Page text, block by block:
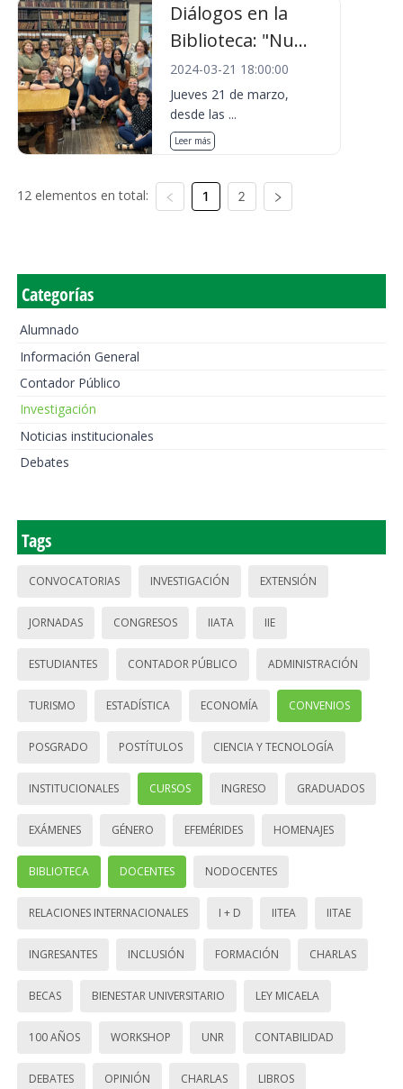
Diálogos en la
Biblioteca: "Nu...
2024-03-21 18:00:00
Jueves 21 de marzo,
desde las ...
Leer más
12 elementos en total: 1 2
Categorías
Alumnado
Información General
Contador Público
Investigación
Noticias institucionales
Debates
Tags
CONVOCATORIAS INVESTIGACIÓN EXTENSIÓN
JORNADAS CONGRESOS IIATA IIE
ESTUDIANTES CONTADOR PÚBLICO ADMINISTRACIÓN
TURISMO ESTADÍSTICA ECONOMÍA CONVENIOS
POSGRADO POSTÍTULOS CIENCIA Y TECNOLOGÍA
INSTITUCIONALES CURSOS INGRESO GRADUADOS
EXÁMENES GÉNERO EFEMÉRIDES HOMENAJES
BIBLIOTECA DOCENTES NODOCENTES
RELACIONES INTERNACIONALES I + D IITEA IITAE
INGRESANTES INCLUSIÓN FORMACIÓN CHARLAS
BECAS BIENESTAR UNIVERSITARIO LEY MICAELA
100 AÑOS WORKSHOP UNR CONTABILIDAD
DEBATES OPINIÓN CHARLAS LIBROS